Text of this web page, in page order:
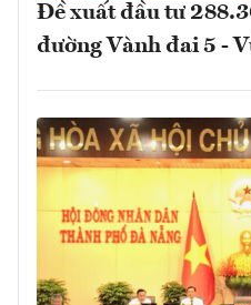
Đề xuất đầu tư
đường Vành đai 5 -